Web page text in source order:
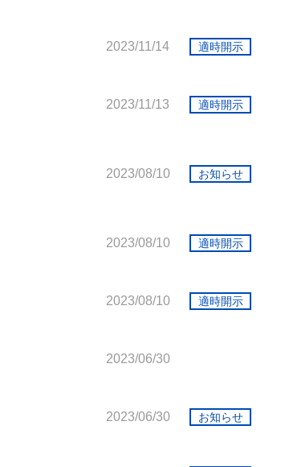
2023/11/14 適時開示
2023/11/13 適時開示
2023/08/10 お知らせ
2023/08/10 適時開示
2023/08/10 適時開示
2023/06/30
2023/06/30 お知らせ